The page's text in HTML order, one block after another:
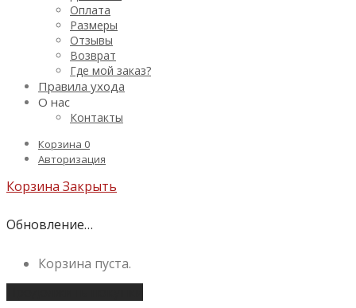
Оплата
Размеры
Отзывы
Возврат
Где мой заказ?
Правила ухода
О нас
Контакты
Корзина 0
Авторизация
Корзина Закрыть
Обновление…
Корзина пуста.